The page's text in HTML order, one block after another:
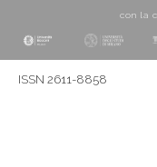
con la
ISSN 2611-8858